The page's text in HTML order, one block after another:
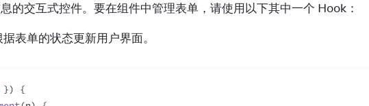
的交互式控件。要在组件中管理表单，请使用以下其中一个 Hook：
表单的状态更新用户界面。
})
{